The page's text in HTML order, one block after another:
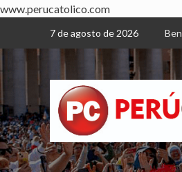
www.perucatolico.com
content
7 de agosto de 2026